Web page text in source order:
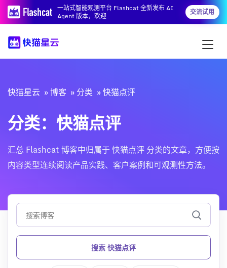
一站式智能观测平台 Flashcat 全新发布 AI
Agent 版本，欢迎
交流试用
快猫星云 博客 分类 快猫点评
分类：快猫点评
汇总 Flashcat 博客中归属于 快猫点评 分类的文章，方便按
内容类型连续阅读产品实践、客户案例和可观测性方法。
搜索 快猫点评